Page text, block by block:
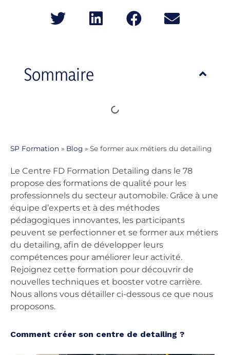
Sommaire
SP Formation » Blog » Se former aux métiers du detailing
Le Centre FD Formation Detailing dans le 78
propose des formations de qualité pour les
professionnels du secteur automobile. Grâce à une
équipe d’experts et à des méthodes
pédagogiques innovantes, les participants
peuvent se perfectionner et se former aux métiers
du detailing, afin de développer leurs
compétences pour améliorer leur activité.
Rejoignez cette formation pour découvrir de
nouvelles techniques et booster votre carrière.
Nous allons vous détailler ci-dessous ce que nous
proposons.
Comment créer son centre de detailing ?